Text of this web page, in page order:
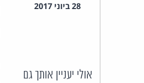
28 ביוני 2017
אולי יעניין אותך גם